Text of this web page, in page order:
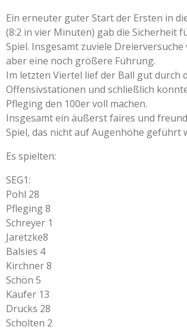
Ein erneuter guter Start der Ersten in
(8:2 in vier Minuten) gab die Sicherheit
Spiel. Insgesamt zuviele
aber eine noch größere Führung.
Im letzten Viertel lief der Ball gut durch
Offensivstationen und schließlich
Pfleging den 100er voll machen.
Insgesamt ein äußerst faires und
Spiel, das nicht auf Augenhöhe geführt
Es spielten:
SEG1:
Pohl 28
Pfleging 8
Schreyer 1
Jaretzke8
Balsies 4
Kirchner 8
Schön 5
Käufer 13
Drucks 28
Scholten 2